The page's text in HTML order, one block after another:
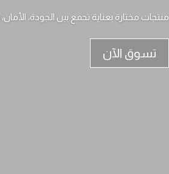
منتجات مختارة بعناية تجمع بين الجودة،
تسوق الآن